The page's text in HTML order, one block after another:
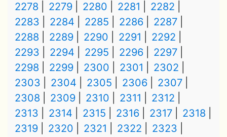
2278
2279 2280 2281
2282
2283
2284 2285 2286
2287
2288
2289 2290 2291
2292
2293
2294 2295 2296
2297
2298
2299 2300 2301
2302
2303
2304 2305 2306
2307
2308
2309 2310 2311
2312
2313
2314 2315 2316 2317
2318
2319
2320 2321 2322
2323